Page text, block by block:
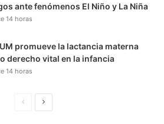
ante fenómenos El Niño y La Niña
14 horas
promueve la lactancia materna
derecho vital en la infancia
14 horas